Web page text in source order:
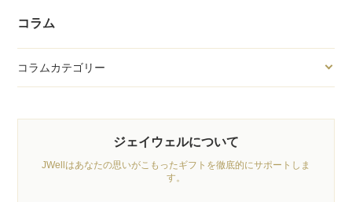
コラム
コラムカテゴリー
ジェイウェルについて
JWellはあなたの思いがこもったギフトを徹底的にサポートしま
す。